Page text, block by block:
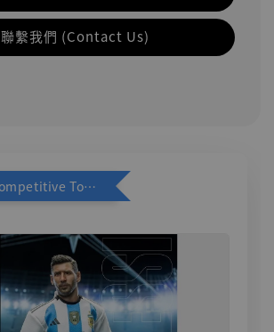
聯繫我們 (Contact Us)
加購優惠【Competitive Toys 梅西 [CM001]】